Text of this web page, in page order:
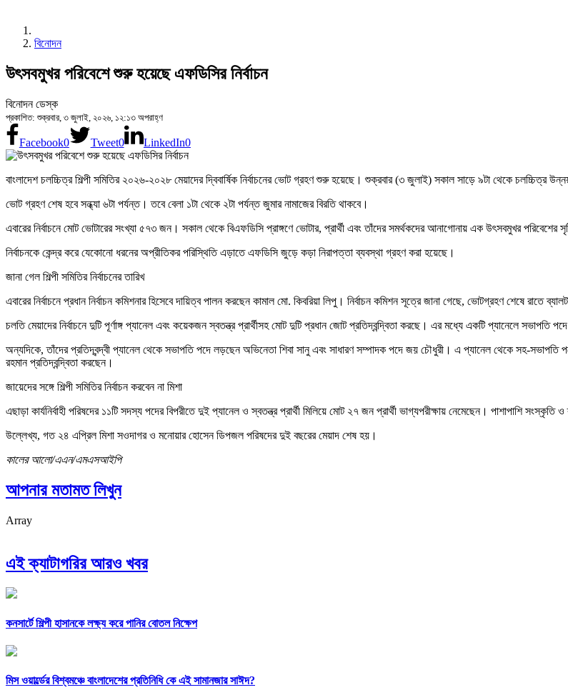
বিনোদন
উৎসবমুখর পরিবেশে শুরু হয়েছে এফডিসির নির্বাচন
বিনোদন ডেস্ক
প্রকাশিত: শুক্রবার, ৩ জুলাই, ২০২৬, ১২:১৩ অপরাহ্ণ
Facebook0 Tweet0 LinkedIn0
বাংলাদেশ চলচ্চিত্র শিল্পী সমিতির ২০২৬-২০২৮ মেয়াদের দ্বিবার্ষিক নির্বাচনের ভোট গ্রহণ শুরু হয়েছে। শুক্রবার (৩ জুলাই) সকাল সাড়ে ৯টা থেকে চলচ্চিত্র
ভোট গ্রহণ শেষ হবে সন্ধ্যা ৬টা পর্যন্ত। তবে বেলা ১টা থেকে ২টা পর্যন্ত জুমার নামাজের বিরতি থাকবে।
এবারের নির্বাচনে মোট ভোটারের সংখ্যা ৫৭৩ জন। সকাল থেকে বিএফডিসি প্রাঙ্গণে ভোটার, প্রার্থী এবং তাঁদের সমর্থকদের আনাগোনায় এক উৎসবমুখর পরিবেশের
নির্বাচনকে কেন্দ্র করে যেকোনো ধরনের অপ্রীতিকর পরিস্থিতি এড়াতে এফডিসি জুড়ে কড়া নিরাপত্তা ব্যবস্থা গ্রহণ করা হয়েছে।
জানা গেল শিল্পী সমিতির নির্বাচনের তারিখ
এবারের নির্বাচনে প্রধান নির্বাচন কমিশনার হিসেবে দায়িত্ব পালন করছেন কামাল মো. কিবরিয়া লিপু। নির্বাচন কমিশন সূত্রে জানা গেছে, ভোটগ্রহণ শেষে
চলতি মেয়াদের নির্বাচনে দুটি পূর্ণাঙ্গ প্যানেল এবং কয়েকজন স্বতন্ত্র প্রার্থীসহ মোট দুটি প্রধান জোট প্রতিদ্বন্দ্বিতা করছে। এর মধ্যে একটি প্যানেলে
অন্যদিকে, তাঁদের প্রতিদ্বন্দ্বী প্যানেল থেকে সভাপতি পদে লড়ছেন অভিনেতা শিবা সানু এবং সাধারণ সম্পাদক পদে জয় চৌধুরী। এ প্যানেল থেকে সহ-সভাপতি
রহমান প্রতিদ্বন্দ্বিতা করছেন।
জায়েদের সঙ্গে শিল্পী সমিতির নির্বাচন করবেন না মিশা
এছাড়া কার্যনির্বাহী পরিষদের ১১টি সদস্য পদের বিপরীতে দুই প্যানেল ও স্বতন্ত্র প্রার্থী মিলিয়ে মোট ২৭ জন প্রার্থী ভাগ্যপরীক্ষায় নেমেছেন। পাশাপাশি
উল্লেখ্য, গত ২৪ এপ্রিল মিশা সওদাগর ও মনোয়ার হোসেন ডিপজল পরিষদের দুই বছরের মেয়াদ শেষ হয়।
কালের আলো/এএন/এমএসআইপি
আপনার মতামত লিখুন
Array
এই ক্যাটাগরির আরও খবর
কনসার্টে শিল্পী হাসানকে লক্ষ্য করে পানির বোতল নিক্ষেপ
মিস ওয়ার্ল্ডের বিশ্বমঞ্চে বাংলাদেশের প্রতিনিধি কে এই সামানজার সাঈদ?